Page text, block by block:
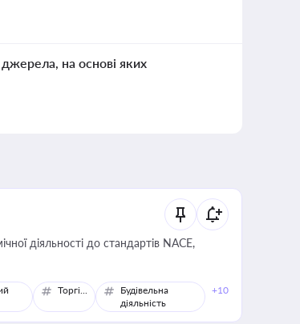
джерела, на основі яких
діяльності до стандартів NACE,
Торгівля
Будівельна
діяльність
+10